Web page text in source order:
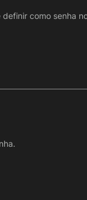
como senha